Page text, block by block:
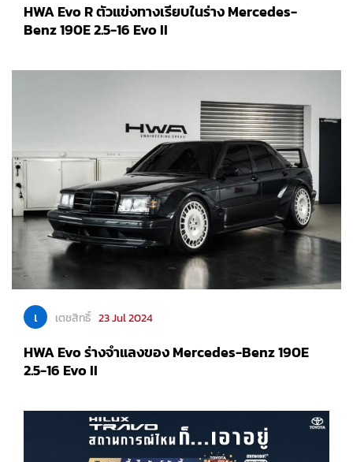
HWA Evo R ตัวแข่งทางเรียบในร่าง Mercedes-
Benz 190E 2.5-16 Evo II
เ เตชสิทธิ์ 23 Jul 2024
HWA Evo ร่างจำแลงของ Mercedes-Benz 190E
2.5-16 Evo II